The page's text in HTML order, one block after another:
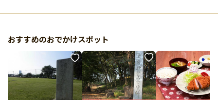
おすすめのおでかけスポット